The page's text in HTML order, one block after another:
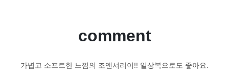
comment
가볍고 소프트한 느낌의 조앤셔리이!! 일상복으로도 좋아요.